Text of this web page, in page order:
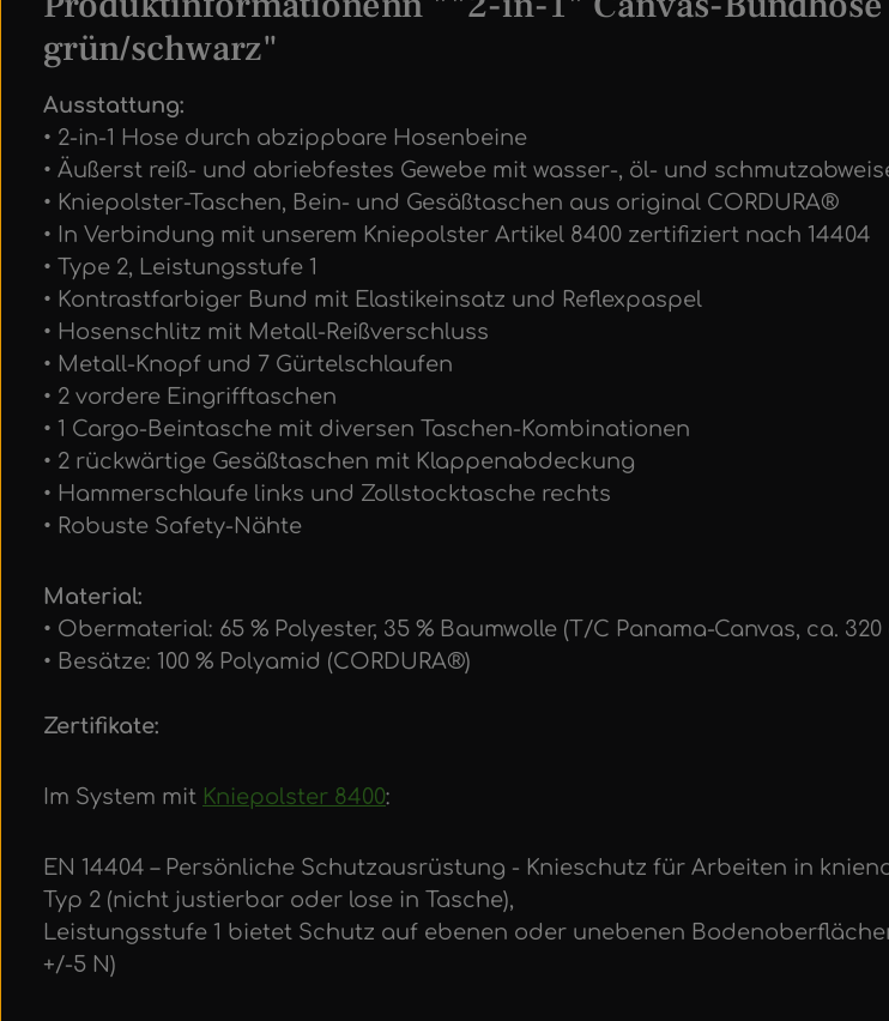
grün/schwarz"
Ausstattung:
• 2-in-1 Hose durch abzippbare Hosenbeine
• Äußerst reiß- und abriebfestes Gewebe mit wasser-, öl- und
• Kniepolster-Taschen, Bein- und Gesäßtaschen aus original CORDURA®
• In Verbindung mit unserem Kniepolster Artikel 8400 zertifiziert nach 14404
• Type 2, Leistungsstufe 1
• Kontrastfarbiger Bund mit Elastikeinsatz und Reflexpaspel
• Hosenschlitz mit Metall-Reißverschluss
• Metall-Knopf und 7 Gürtelschlaufen
• 2 vordere Eingrifftaschen
• 1 Cargo-Beintasche mit diversen Taschen-Kombinationen
• 2 rückwärtige Gesäßtaschen mit Klappenabdeckung
• Hammerschlaufe links und Zollstocktasche rechts
• Robuste Safety-Nähte
Material:
• Obermaterial: 65 % Polyester, 35 % Baumwolle (T/C Panama-Canvas, ca. 320
• Besätze: 100 % Polyamid (CORDURA®)
Zertifikate:
Im System mit Kniepolster 8400:
EN 14404 – Persönliche Schutzausrüstung - Knieschutz für Arbeiten in
Typ 2 (nicht justierbar oder lose in Tasche),
Leistungsstufe 1 bietet Schutz auf ebenen oder unebenen
+/-5 N)